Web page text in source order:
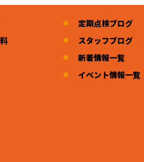
定期点検ブログ
スタッフブログ
新着情報一覧
イベント情報一覧